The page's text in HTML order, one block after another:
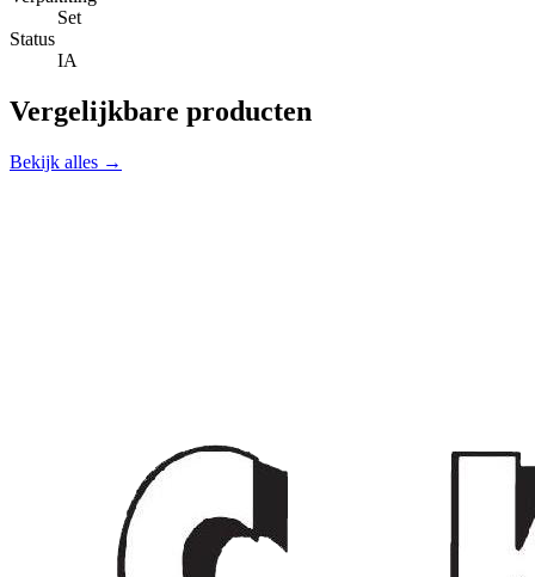
Set
Status
IA
Vergelijkbare producten
Bekijk alles →